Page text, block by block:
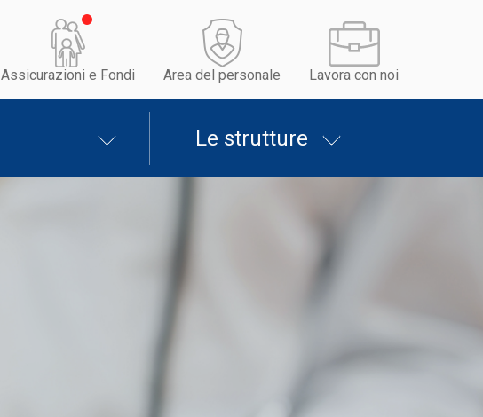
Assicurazioni e Fondi Area del personale Lavora con noi
Le strutture